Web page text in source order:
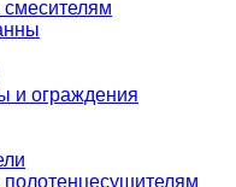
и ограждения